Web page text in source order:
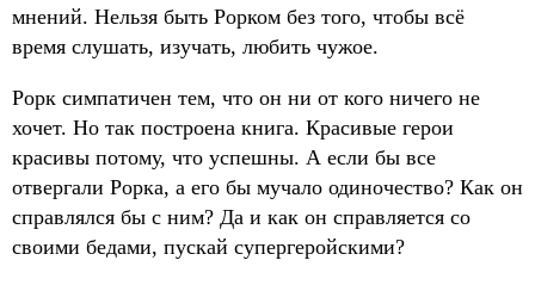
мнений. Нельзя быть Рорком без того, чтобы всё
время слушать, изучать, любить чужое.
Рорк симпатичен тем, что он ни от кого ничего не
хочет. Но так построена книга. Красивые герои
красивы потому, что успешны. А если бы все
отвергали Рорка, а его бы мучало одиночество? Как он
справлялся бы с ним? Да и как он справляется со
своими бедами, пускай супергеройскими?